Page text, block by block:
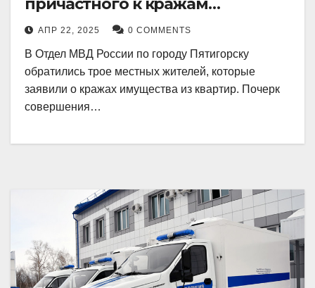
причастного к кражам
имущества из квартир в
Пятигорске
АПР 22, 2025 0 COMMENTS
В Отдел МВД России по городу Пятигорску
обратились трое местных жителей, которые
заявили о кражах имущества из квартир. Почерк
совершения…